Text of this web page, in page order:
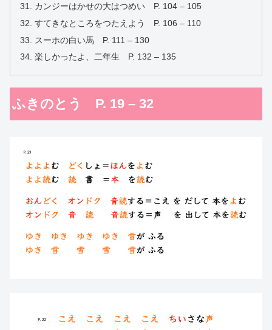
カンジーはかせの大はつめい P. 104 – 105
すてきなところをつたえよう P. 106 – 110
スーホの白い馬 P. 111 – 130
楽しかったよ、二年生 P. 132 – 135
ふきのとう P. 19 – 32